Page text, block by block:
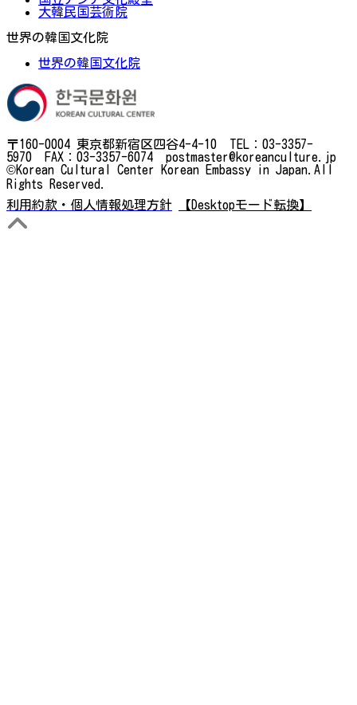
大韓民国芸術院
世界の韓国文化院
世界の韓国文化院
〒160-0004 東京都新宿区四谷4-4-10 TEL：03-3357-
5970 FAX：03-3357-6074 postmaster@koreanculture.jp
©Korean Cultural Center Korean Embassy in Japan.All
Rights Reserved.
利用約款・個人情報処理方針
【Desktopモード転換】